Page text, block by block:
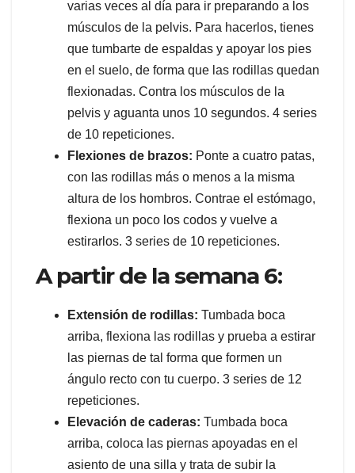
varias veces al día para ir preparando a los
músculos de la pelvis. Para hacerlos, tienes
que tumbarte de espaldas y apoyar los pies
en el suelo, de forma que las rodillas quedan
flexionadas. Contra los músculos de la
pelvis y aguanta unos 10 segundos. 4 series
de 10 repeticiones.
Flexiones de brazos: Ponte a cuatro patas,
con las rodillas más o menos a la misma
altura de los hombros. Contrae el estómago,
flexiona un poco los codos y vuelve a
estirarlos. 3 series de 10 repeticiones.
A partir de la semana 6:
Extensión de rodillas: Tumbada boca
arriba, flexiona las rodillas y prueba a estirar
las piernas de tal forma que formen un
ángulo recto con tu cuerpo. 3 series de 12
repeticiones.
Elevación de caderas: Tumbada boca
arriba, coloca las piernas apoyadas en el
asiento de una silla y trata de subir la